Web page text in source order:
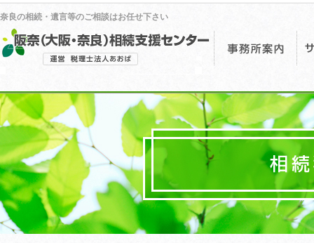
奈良の相続・遺言等のご相談はお任せ下さい
事